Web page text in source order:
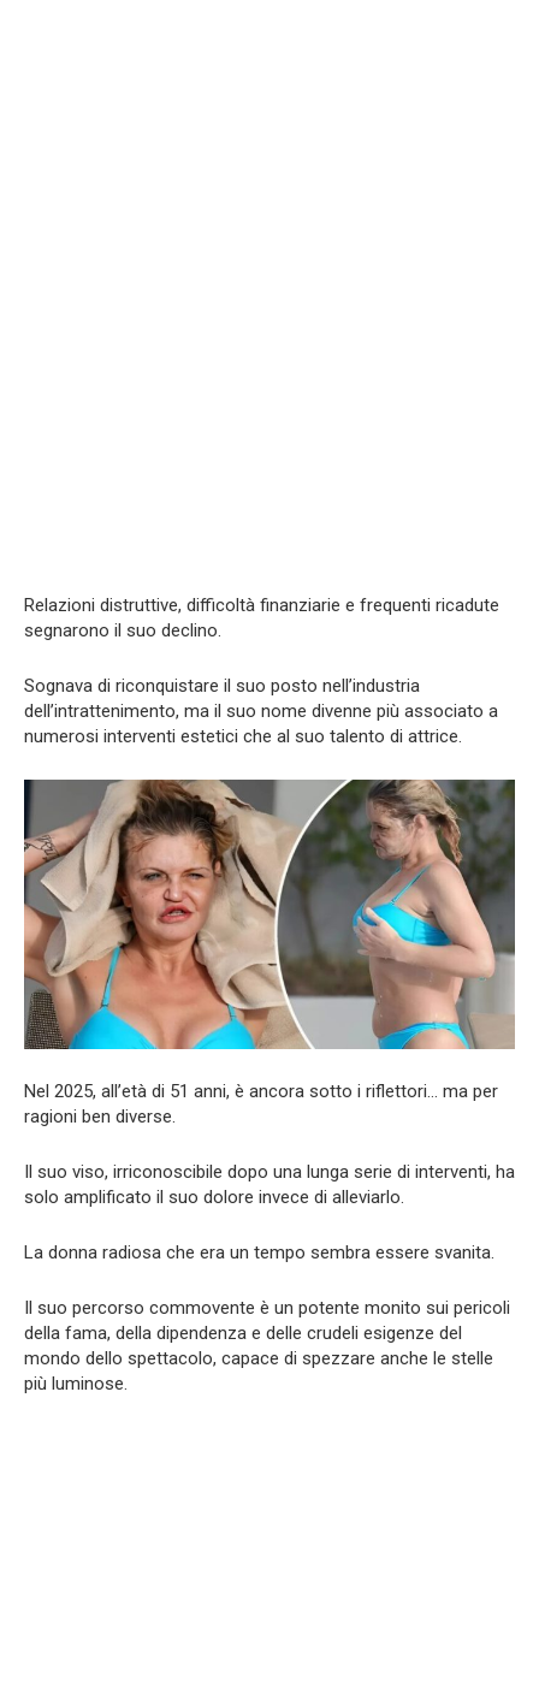
Relazioni distruttive, difficoltà finanziarie e frequenti ricadute
segnarono il suo declino.
Sognava di riconquistare il suo posto nell’industria
dell’intrattenimento, ma il suo nome divenne più associato a
numerosi interventi estetici che al suo talento di attrice.
Nel 2025, all’età di 51 anni, è ancora sotto i riflettori… ma per
ragioni ben diverse.
Il suo viso, irriconoscibile dopo una lunga serie di interventi, ha
solo amplificato il suo dolore invece di alleviarlo.
La donna radiosa che era un tempo sembra essere svanita.
Il suo percorso commovente è un potente monito sui pericoli
della fama, della dipendenza e delle crudeli esigenze del
mondo dello spettacolo, capace di spezzare anche le stelle
più luminose.